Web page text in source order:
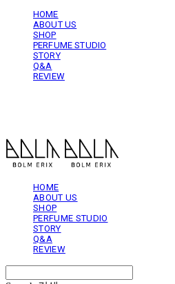
HOME
ABOUT US
SHOP
PERFUME STUDIO
STORY
Q&A
REVIEW
HOME
ABOUT US
SHOP
PERFUME STUDIO
STORY
Q&A
REVIEW